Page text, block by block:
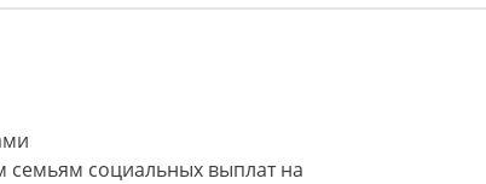
семьям социальных выплат на